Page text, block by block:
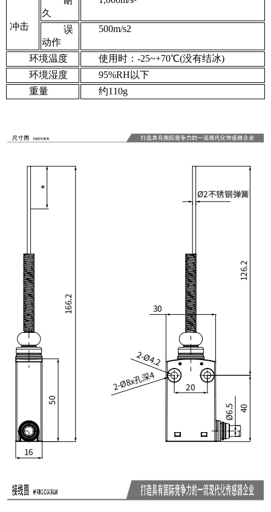
冲击
久
误
动作
500m/s2
环境温度
使用时：-25~+70℃(没有结冰)
环境湿度
95%RH以下
重量
约110g